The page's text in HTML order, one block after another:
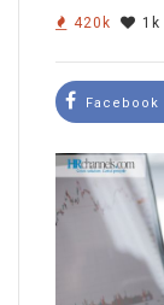
420k 1k
Facebook